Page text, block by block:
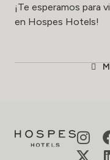
¡Te esperamos para
en Hospes Hotels!